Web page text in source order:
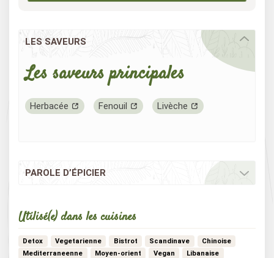
LES SAVEURS
Les saveurs principales
Herbacée Fenouil Livèche
PAROLE D’ÉPICIER
Utilisé(e) dans les cuisines
Detox Vegetarienne Bistrot Scandinave
Chinoise
Mediterraneenne
Moyen-orient Vegan
Libanaise